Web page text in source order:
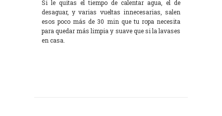
Si le quitas el tiempo de calentar agua, el de
desaguar, y varias vueltas innecesarias, salen
esos poco más de 30 min que tu ropa necesita
para quedar más limpia y suave que si la lavases
en casa.